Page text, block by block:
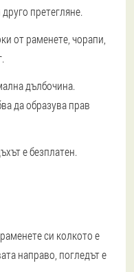
претегляне.
от раменете, чорапи,
дълбочина.
да образува прав
е безплатен.
си колкото е
направо, погледът е